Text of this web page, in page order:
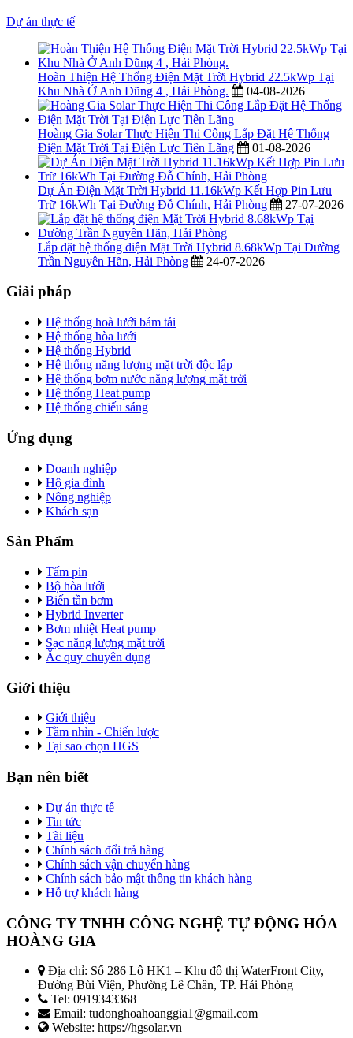
Dự án thực tế
Hoàn Thiện Hệ Thống Điện Mặt Trời Hybrid 22.5kWp Tại
Khu Nhà Ở Anh Dũng 4 , Hải Phòng.
04-08-2026
Hoàng Gia Solar Thực Hiện Thi Công Lắp Đặt Hệ Thống
Điện Mặt Trời Tại Điện Lực Tiên Lãng
01-08-2026
Dự Án Điện Mặt Trời Hybrid 11.16kWp Kết Hợp Pin Lưu
Trữ 16kWh Tại Đường Đỗ Chính, Hải Phòng
27-07-2026
Lắp đặt hệ thống điện Mặt Trời Hybrid 8.68kWp Tại Đường
Trần Nguyên Hãn, Hải Phòng
24-07-2026
Giải pháp
Hệ thống hoà lưới bám tải
Hệ thống hòa lưới
Hệ thống Hybrid
Hệ thống năng lượng mặt trời độc lập
Hệ thống bơm nước năng lượng mặt trời
Hệ thống Heat pump
Hệ thống chiếu sáng
Ứng dụng
Doanh nghiệp
Hộ gia đình
Nông nghiệp
Khách sạn
Sản Phẩm
Tấm pin
Bộ hòa lưới
Biến tần bơm
Hybrid Inverter
Bơm nhiệt Heat pump
Sạc năng lượng mặt trời
Ắc quy chuyên dụng
Giới thiệu
Giới thiệu
Tầm nhìn - Chiến lược
Tại sao chọn HGS
Bạn nên biết
Dự án thực tế
Tin tức
Tài liệu
Chính sách đổi trả hàng
Chính sách vận chuyển hàng
Chính sách bảo mật thông tin khách hàng
Hỗ trợ khách hàng
CÔNG TY TNHH CÔNG NGHỆ TỰ ĐỘNG HÓA
HOÀNG GIA
Địa chỉ: Số 286 Lô HK1 – Khu đô thị WaterFront City,
Đường Bùi Viện, Phường Lê Chân, TP. Hải Phòng
Tel: 0919343368
Email: tudonghoahoanggia1@gmail.com
Website: https://hgsolar.vn